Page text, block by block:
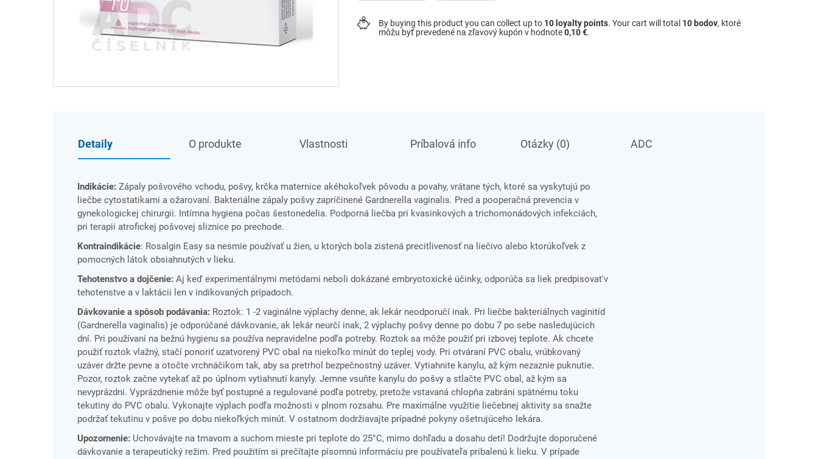
By buying this product you can collect up to 10 loyalty points. Your cart will total 10 bodov, ktoré
môžu byť prevedené na zľavový kupón v hodnote0,10 €.
Detaily O produkte Vlastnosti Príbalová info Otázky (0) ADC
Indikácie: Zápaly pošvového vchodu, pošvy, krčka maternice akéhokoľvek pôvodu a povahy, vrátane tých, ktoré sa vyskytujú po
liečbe cytostatikami a ožarovaní. Bakteriálne zápaly pošvy zapríčinené Gardnerella vaginalis. Pred a pooperačná prevencia v
gynekologickej chirurgii. Intímna hygiena počas šestonedelia. Podporná liečba pri kvasinkových a trichomonádových infekciách,
pri terapii atrofickej pošvovej sliznice po prechode.
Kontraindikácie: Rosalgin Easy sa nesmie používať u žien, u ktorých bola zistená precitlivenosť na liečivo alebo ktorúkoľvek z
pomocných látok obsiahnutých v lieku.
Tehotenstvo a dojčenie: Aj keď experimentálnymi metódami neboli dokázané embryotoxické účinky, odporúča sa liek predpisovat'v
tehotenstve a v laktácii len v indikovaných prípadoch.
Dávkovanie a spôsob podávania: Roztok: 1 -2 vaginálne výplachy denne, ak lekár neodporučí inak. Pri liečbe bakteriálnych vaginitíd
(Gardnerella vaginalis) je odporúčané dávkovanie, ak lekár neurčí inak, 2 výplachy pošvy denne po dobu 7 po sebe nasledujúcich
dní. Pri používaní na bežnú hygienu sa používa nepravidelne podľa potreby. Roztok sa môže použiť pri izbovej teplote. Ak chcete
použiť roztok vlažný, stačí ponoriť uzatvorený PVC obal na niekoľko minút do teplej vody. Pri otváraní PVC obalu, vrúbkovaný
uzáver držte pevne a otočte vrchnáčikom tak, aby sa pretrhol bezpečnostný uzáver. Vytiahnite kanylu, až kým nezaznie puknutie.
Pozor, roztok začne vytekať až po úplnom vytiahnutí kanyly. Jemne vsuňte kanylu do pošvy a stlačte PVC obal, až kým sa
nevyprázdni. Vyprázdnenie môže byť postupné a regulované podľa potreby, pretože vstavaná chlopňa zabráni spätnému toku
tekutiny do PVC obalu. Vykonajte výplach podľa možnosti v plnom rozsahu. Pre maximálne využitie liečebnej aktivity sa snažte
podržať tekutinu v pošve po dobu niekoľkých minút. V ostatnom dodržiavajte prípadné pokyny ošetrujúceho lekára.
Upozornenie: Uchovávajte na tmavom a suchom mieste pri teplote do 25°C, mimo dohľadu a dosahu detí! Dodržujte doporučené
dávkovanie a terapeutický režim. Pred použitím si prečítajte písomnú informáciu pre používateľa pribalenú k lieku. V prípade